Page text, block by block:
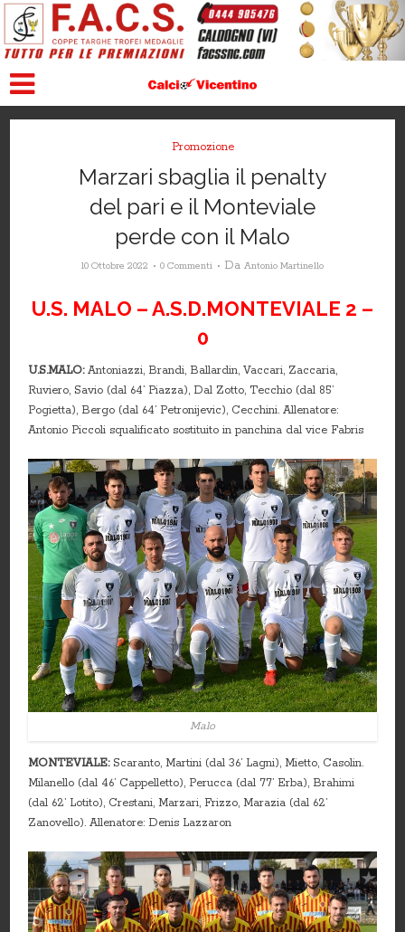
Promozione
Marzari sbaglia il penalty
del pari e il Monteviale
perde con il Malo
10 Ottobre 2022 0 Commenti Da Antonio Martinello
U.S. MALO – A.S.D.MONTEVIALE 2 –
0
U.S.MALO:Antoniazzi, Brandi, Ballardin, Vaccari, Zaccaria,
Ruviero, Savio (dal 64’ Piazza), Dal Zotto, Tecchio (dal 85’
Pogietta), Bergo (dal 64’ Petronijevic), Cecchini. Allenatore:
Antonio Piccoli squalificato sostituito in panchina dal vice Fabris
Malo
MONTEVIALE: Scaranto, Martini (dal 36’ Lagni), Mietto, Casolin.
Milanello (dal 46’ Cappelletto), Perucca (dal 77’ Erba), Brahimi
(dal 62’ Lotito), Crestani, Marzari, Frizzo, Marazia (dal 62’
Zanovello). Allenatore: Denis Lazzaron